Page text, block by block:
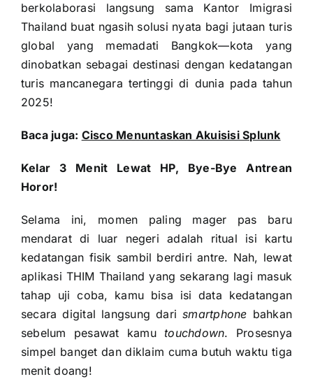
berkolaborasi langsung sama Kantor Imigrasi
Thailand buat ngasih solusi nyata bagi jutaan turis
global yang memadati Bangkok—kota yang
dinobatkan sebagai destinasi dengan kedatangan
turis mancanegara tertinggi di dunia pada tahun
2025!
Baca juga: Cisco Menuntaskan Akuisisi Splunk
Kelar 3 Menit Lewat HP, Bye-Bye Antrean
Horor!
Selama ini, momen paling mager pas baru
mendarat di luar negeri adalah ritual isi kartu
kedatangan fisik sambil berdiri antre. Nah, lewat
aplikasi THIM Thailand yang sekarang lagi masuk
tahap uji coba, kamu bisa isi data kedatangan
secara digital langsung darismartphone bahkan
sebelum pesawat kamutouchdown. Prosesnya
simpel banget dan diklaim cuma butuh waktu tiga
menit doang!